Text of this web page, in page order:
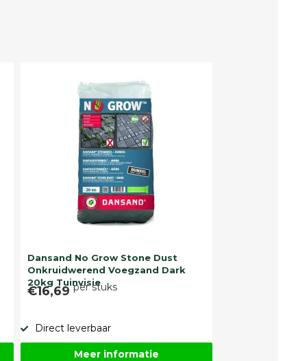
Dansand No Grow Stone Dust
Onkruidwerend Voegzand Dark
20kg Tuinvisie
€16,69 per stuks
Direct leverbaar
Meer informatie